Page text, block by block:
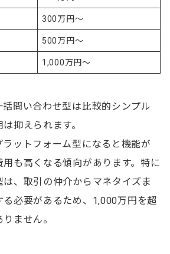
300万円～
500万円～
1,000万円～
問い合わせ型は比較的シンプル
抑えられます。
ットフォーム型になると機能が
も高くなる傾向があります。特に
、取引の仲介からマネタイズま
る必要があるため、1,000万円を超
ません。